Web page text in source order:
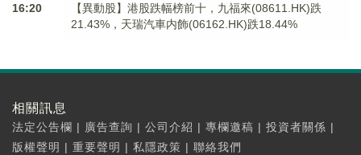
16:20
【異動股】港股跌幅榜前十，九福來(08611.HK)跌
21.43%，天瑞汽車内飾(06162.HK)跌18.44%
相關訊息
法定公告欄 | 廣告查詢 | 公司介紹 | 專欄邀稿 | 投資者關係 |
版權聲明 | 重要聲明 | 私隱政策 | 聯絡我們